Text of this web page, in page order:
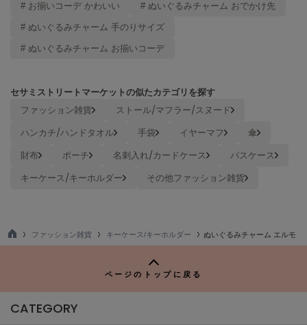
MUCHA
NEW Balance
ニューバランス
ネズ
ナイキ
null.
On
# お揃いコーデ かわいい # ぬいぐるみチャーム おでかけ先
# ぬいぐるみチャーム 手のりサイズ
# ぬいぐるみチャーム お揃いコーデ
セサミストリートマーケットの似たカテゴリを探す
ファッション雑貨
ストール/マフラー/スヌード
ハンカチ/ハンドタオル
手袋 イヤーマフ
傘
財布
ポーチ 名刺入れ/カードケース
パスケース
キーケース/キーホルダー
その他ファッション雑貨
TO
ファッション雑貨 キーケース/キーホルダー ぬいぐるみチャーム エルモ
ページのトップに戻る
CATEGORY